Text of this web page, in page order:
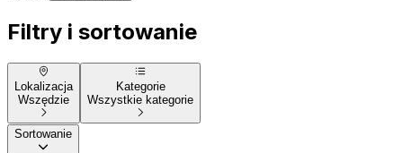
Filtry i sortowanie
Lokalizacja
Wszędzie
Kategorie
Wszystkie kategorie
Sortowanie